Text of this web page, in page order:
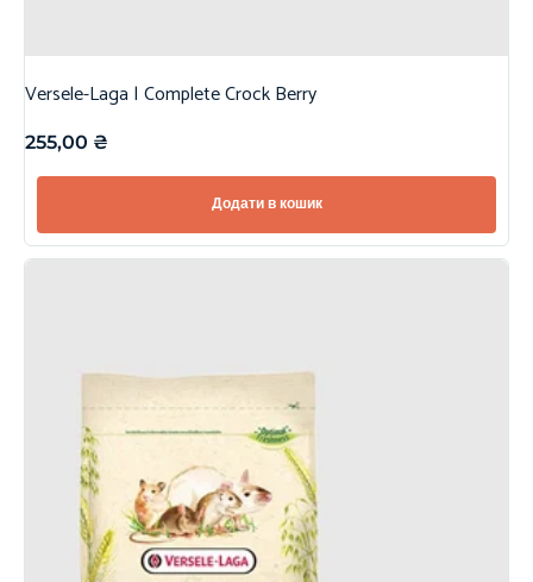
Versele-Laga | Complete Crock Berry
255,00 ₴
Додати в кошик